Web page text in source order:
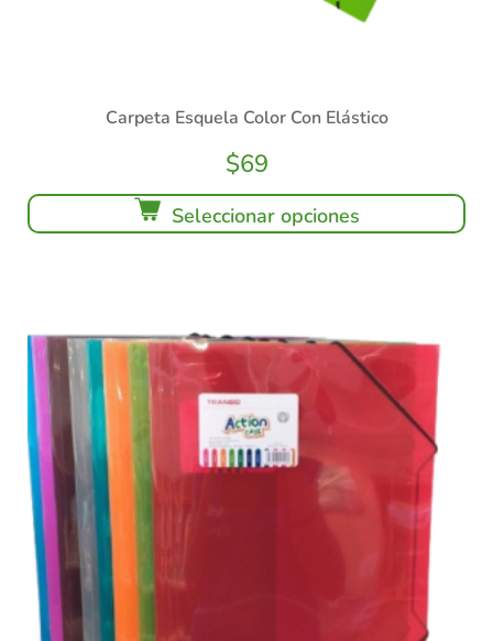
Carpeta Esquela Color Con Elástico
$69
Seleccionar opciones